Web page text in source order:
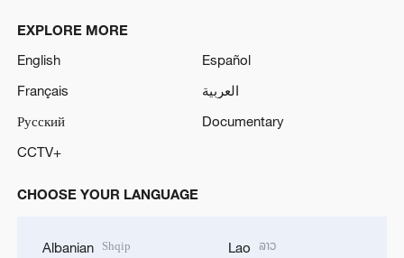
EXPLORE MORE
English
Español
Français
العربية
Русский
Documentary
CCTV+
CHOOSE YOUR LANGUAGE
Albanian Shqip Lao ລາວ